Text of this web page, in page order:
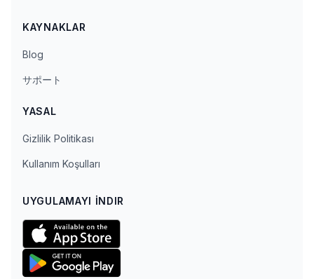
KAYNAKLAR
Blog
サポート
YASAL
Gizlilik Politikası
Kullanım Koşulları
UYGULAMAYI İNDIR